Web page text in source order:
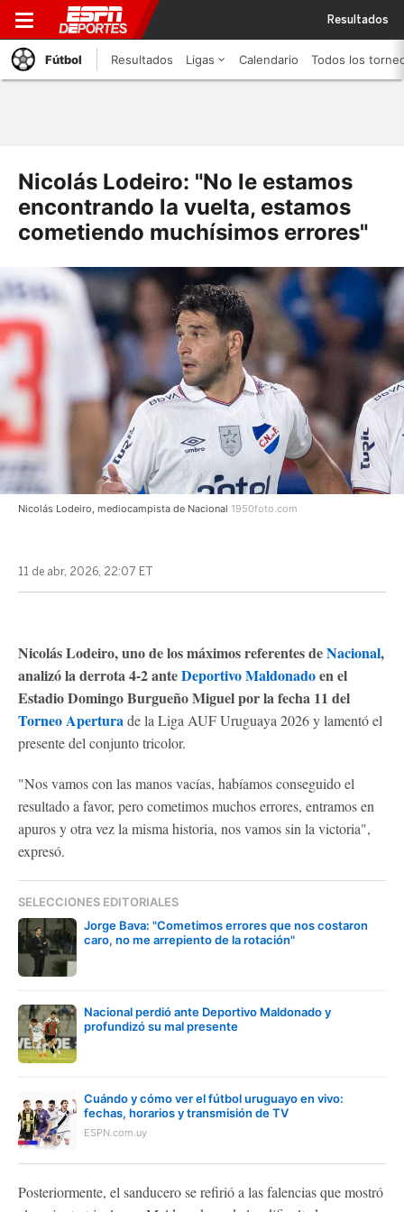
Resultados
Fútbol Resultados Ligas Calendario Todos los
Nicolás Lodeiro: "No le estamos
encontrando la vuelta, estamos
cometiendo muchísimos errores"
Nicolás Lodeiro, mediocampista de Nacional 1950foto.com
11 de abr, 2026, 22:07 ET
Nicolás Lodeiro, uno de los máximos referentes deNacional,
analizó la derrota 4-2 anteDeportivo Maldonadoen el
Estadio Domingo Burgueño Miguel por la fecha 11 del
Torneo Aperturade la Liga AUF Uruguaya 2026 y lamentó el
presente del conjunto tricolor.
"Nos vamos con las manos vacías, habíamos conseguido el
resultado a favor, pero cometimos muchos errores, entramos en
apuros y otra vez la misma historia, nos vamos sin la victoria",
expresó.
SELECCIONES EDITORIALES
Jorge Bava: "Cometimos errores que nos costaron
caro, no me arrepiento de la rotación"
Nacional perdió ante Deportivo Maldonado y
profundizó su mal presente
Cuándo y cómo ver el fútbol uruguayo en vivo:
fechas, horarios y transmisión de TV
ESPN.com.uy
Posteriormente, el sanducero se refirió a las falencias que mostró